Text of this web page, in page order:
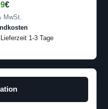
€
MwSt.
1-3 Tage